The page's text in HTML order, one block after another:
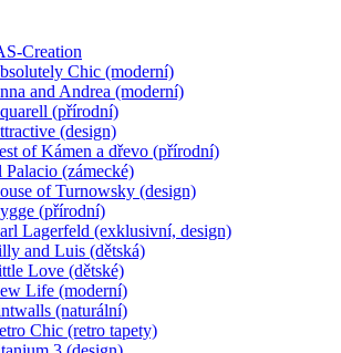
Creation
Chic (moderní)
and Andrea (moderní)
(přírodní)
(design)
of Kámen a dřevo (přírodní)
Palacio (zámecké)
of Turnowsky (design)
(přírodní)
Lagerfeld (exklusivní, design)
and Luis (dětská)
Love (dětské)
Life (moderní)
(naturální)
Chic (retro tapety)